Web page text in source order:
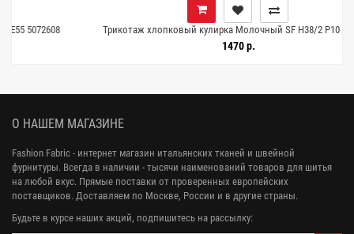
Трикотаж хлопковый кулирка Молочный SF H38/2 P10 1072646
О НАШЕМ МАГАЗИНЕ
Fashion Fabric - интернет магазин итальянских тканей и швейной
фурнитуры. Всегда в наличии - тысячи наименований товаров для шитья
на любой вкус. Прямые поставки от проверенных европейских
поставщиков. Доставляем по Москве, России и в другие страны.
Будьте в курсе наших акций, подпишитесь на рассылку: